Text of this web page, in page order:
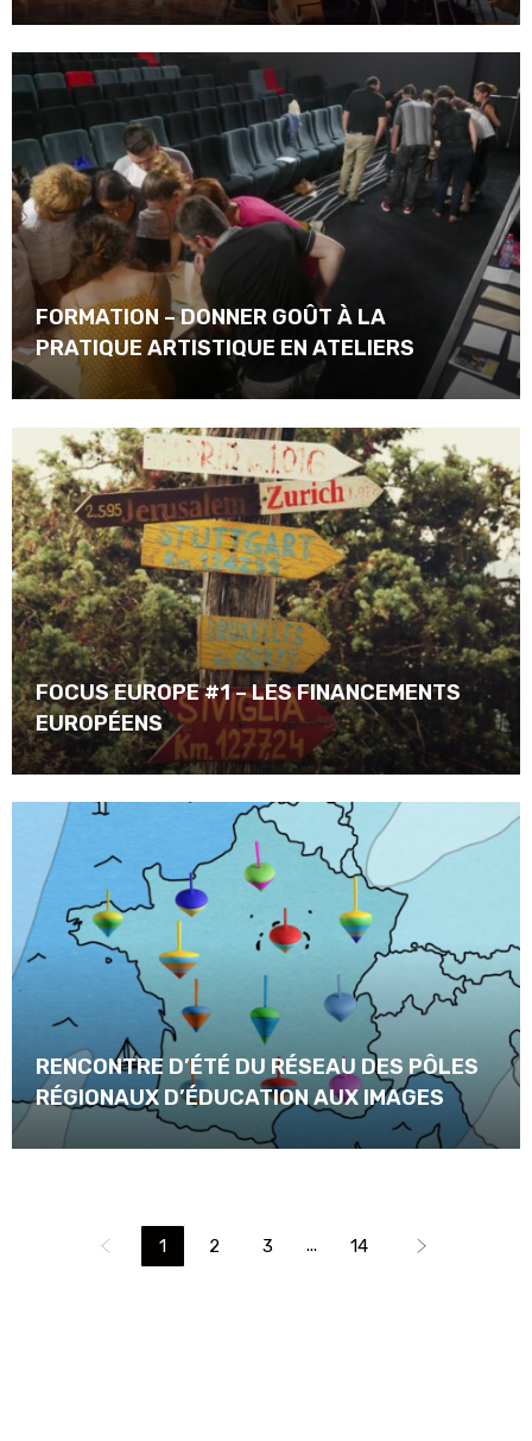
FORMATION – DONNER GOÛT À LA
PRATIQUE ARTISTIQUE EN ATELIERS
FOCUS EUROPE #1 – LES FINANCEMENTS
EUROPÉENS
RENCONTRE D’ÉTÉ DU RÉSEAU DES PÔLES
RÉGIONAUX D’ÉDUCATION AUX IMAGES
1 2 3 ... 14